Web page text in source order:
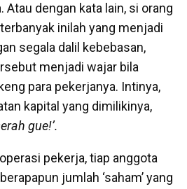
Atau dengan kata lain, si orang
terbanyak inilah yang menjadi
segala dalil kebebasan,
menjadi wajar bila
para pekerjanya. Intinya,
kapital yang dimilikinya,
gue!’.
pekerja, tiap anggota
jumlah ‘saham’ yang